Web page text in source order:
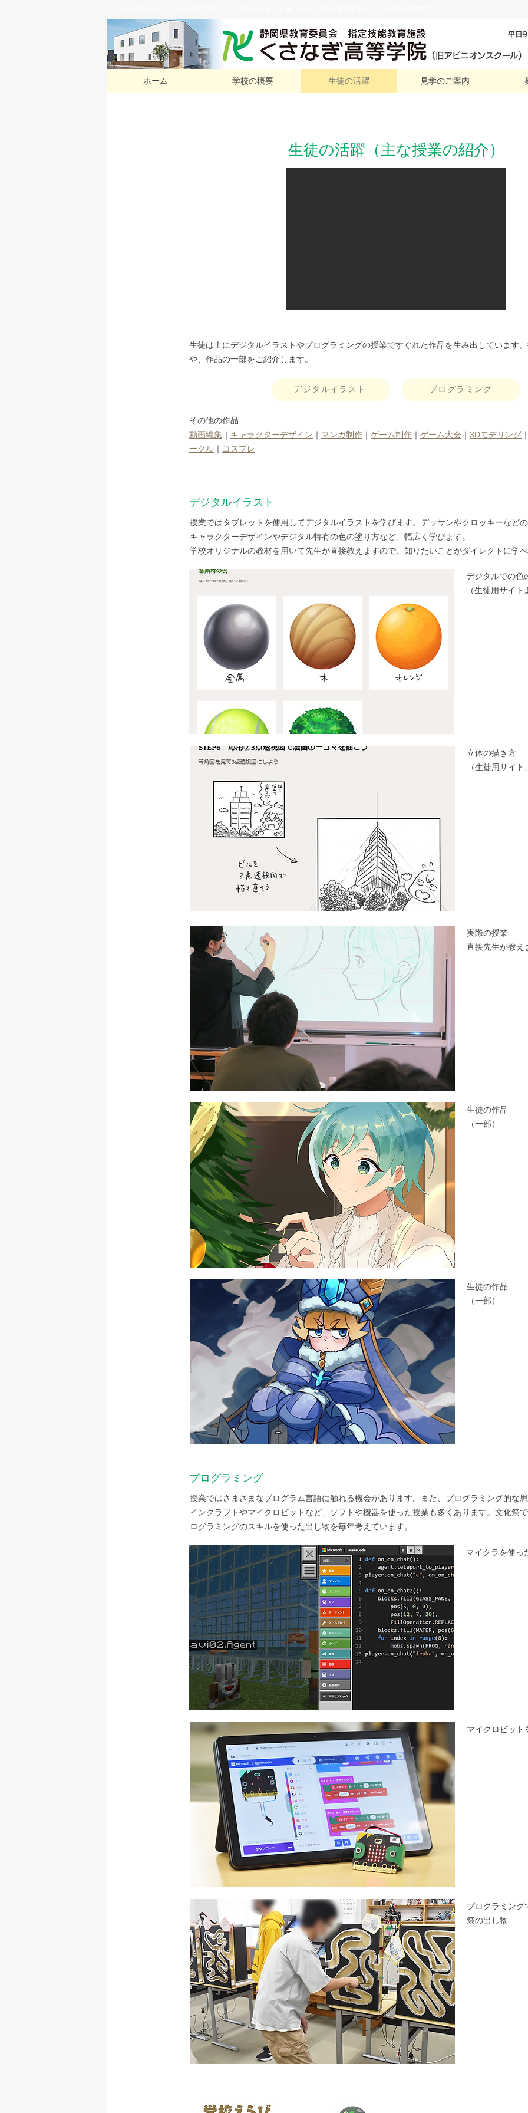
ホーム 学校の概要 生徒の活躍 見学のご案内
生徒の活躍（主な授業の紹介）
生徒は主にデジタルイラストやプログラミングの授業ですぐれた作品を生み出しています
や、作品の一部をご紹介します。
デジタルイラスト プログラミング
​​その他の作品
動画編集 ｜ キャラクターデザイン ｜ マンガ制作 ｜ ゲーム制作 ｜ ゲーム大会 ｜ 3Dモデリング
ークル ｜ コスプレ
デジタルイラスト
授業ではタブレットを使用してデジタルイラストを学びます。デッサンやクロッキーなど
キャラクターデザインやデジタル特有の色の塗り方など、幅広く学びます。
学校オリジナルの教材を用いて先生が直接教えますので、知りたいことがダイレクトに学
デジタルでの色
（生徒用サイト
立体の描き方
（生徒用サイト
実際の授業
直接先生が教え
生徒の作品
​（一部）
生徒の作品
​（一部）
プログラミング
授業ではさまざまなプログラム言語に触れる機会があります。また、プログラミング的な
インクラフトやマイクロビットなど、ソフトや機器を使った授業も多くあります。文化祭
ログラミングのスキルを使った出し物を毎年考えています。
マイクラを使っ
マイクロビット
プログラミング
祭の出し物